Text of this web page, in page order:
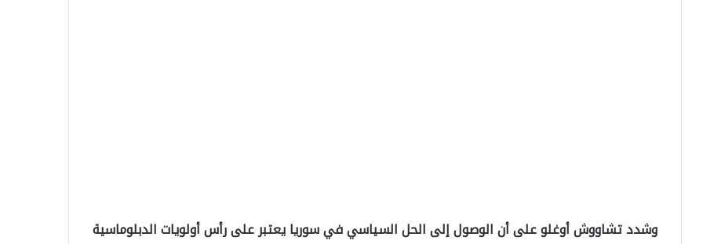
وشدد تشاووش أوغلو على أن الوصول إلى الحل السياسي في سوريا يعتبر على رأس أولويات الدبلوماسية